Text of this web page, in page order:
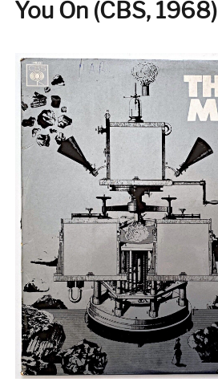
You On (CBS, 1968)